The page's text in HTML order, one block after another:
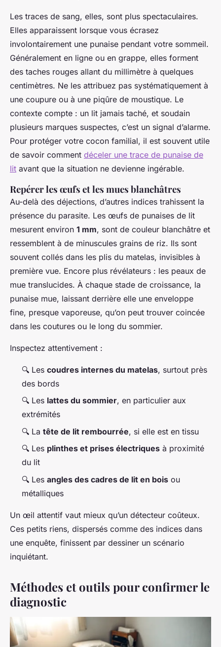
Les traces de sang, elles, sont plus spectaculaires.
Elles apparaissent lorsque vous écrasez
involontairement une punaise pendant votre sommeil.
Généralement en ligne ou en grappe, elles forment
des taches rouges allant du millimètre à quelques
centimètres. Ne les attribuez pas systématiquement à
une coupure ou à une piqûre de moustique. Le
contexte compte : un lit jamais taché, et soudain
plusieurs marques suspectes, c’est un signal d’alarme.
Pour protéger votre cocon familial, il est souvent utile
de savoir comment déceler une trace de punaise de
lit avant que la situation ne devienne ingérable.
Repérer les œufs et les mues blanchâtres
Au-delà des déjections, d’autres indices trahissent la
présence du parasite. Les œufs de punaises de lit
mesurent environ 1 mm, sont de couleur blanchâtre et
ressemblent à de minuscules grains de riz. Ils sont
souvent collés dans les plis du matelas, invisibles à
première vue. Encore plus révélateurs : les peaux de
mue translucides. À chaque stade de croissance, la
punaise mue, laissant derrière elle une enveloppe
fine, presque vaporeuse, qu’on peut trouver coincée
dans les coutures ou le long du sommier.
Inspectez attentivement :
🔍 Les coudres internes du matelas, surtout près
des bords
🔍 Les lattes du sommier, en particulier aux
extrémités
🔍 La tête de lit rembourrée, si elle est en tissu
🔍 Les plinthes et prises électriques à proximité
du lit
🔍 Les angles des cadres de lit en bois ou
métalliques
Un œil attentif vaut mieux qu’un détecteur coûteux.
Ces petits riens, dispersés comme des indices dans
une enquête, finissent par dessiner un scénario
inquiétant.
Méthodes et outils pour confirmer le
diagnostic